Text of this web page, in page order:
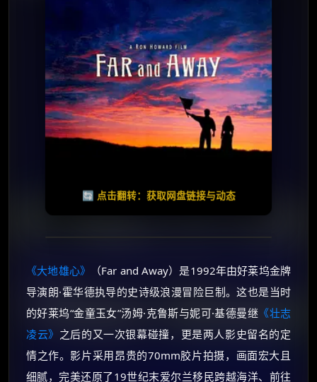
🔄 点击翻转：获取网盘链接与动态
《大地雄心》
（Far and Away）是1992年由好莱坞金牌
导演朗·霍华德执导的史诗级浪漫冒险巨制。这也是当时
的好莱坞“金童玉女”汤姆·克鲁斯与妮可·基德曼继 《壮志
凌云》 之后的又一次银幕碰撞，更是两人影史留名的定
情之作。影片采用昂贵的70mm胶片拍摄，画面宏大且
细腻，完美还原了19世纪末爱尔兰移民跨越海洋、前往